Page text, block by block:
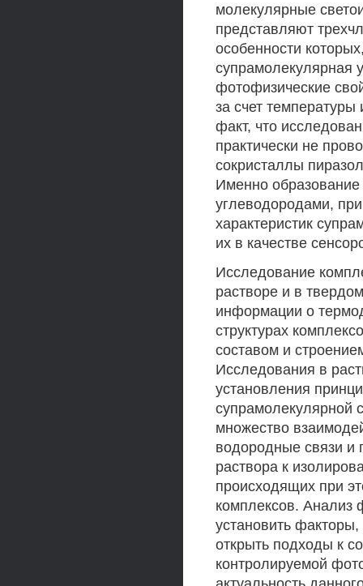
молекулярные
представляют
особенности
супрамолекулярная
фотофизические
за счет температуры
факт, что
практически не
сокристаллы
Именно
углеводородами,
характеристик
их в качестве
Исследование
растворе и в
информации о
структурах
составом и
Исследования в
установления
супрамолекулярной
множество
водородные связи и
раствора к
происходящих при
комплексов. Анализ
установить
открыть подходы к
контролируемой